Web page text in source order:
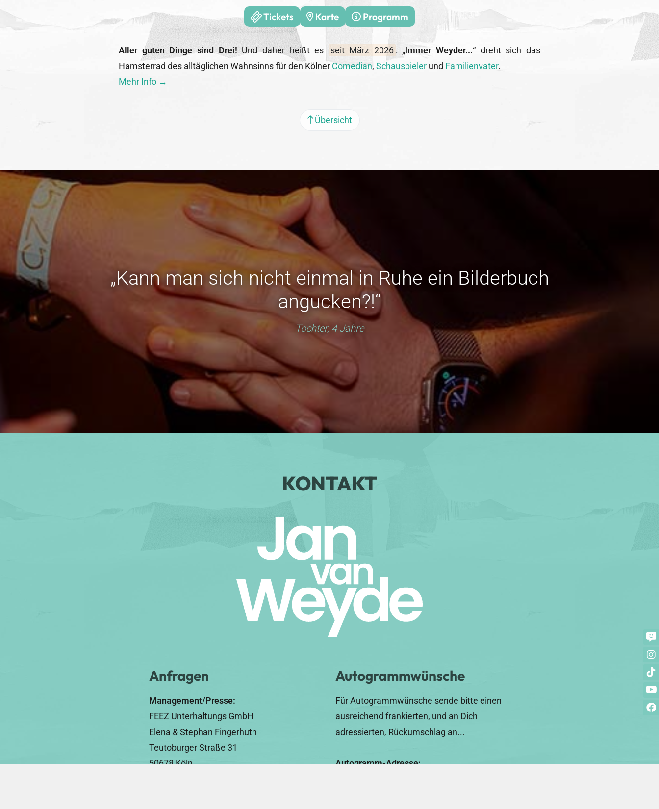
Tickets Karte Programm
Aller guten Dinge sind Drei!Und daher heißt es seit März 2026 : „Immer Weyder...“ dreht sich das
Hamsterrad des alltäglichen Wahnsinns für den Kölner Comedian, Schauspieler und Familienvater.
Mehr Info →
Übersicht
„Kann man sich nicht einmal in Ruhe ein Bilderbuch
angucken?!“
Tochter, 4 Jahre
KONTAKT
Anfragen
Management/Presse:
FEEZ Unterhaltungs GmbH
Elena & Stephan Fingerhuth
Teutoburger Straße 31
50678 Köln
Autogrammwünsche
Für Autogrammwünsche sende bitte einen
ausreichend frankierten, und an Dich
adressierten, Rückumschlag an...
Autogramm-Adresse: